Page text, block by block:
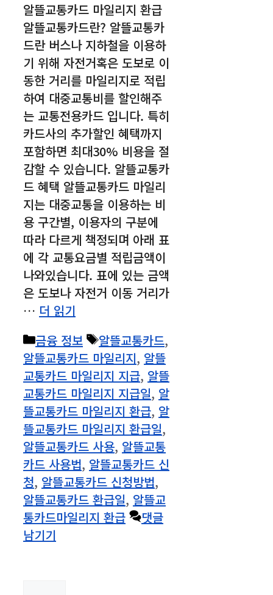
알뜰교통카드 마일리지 환급
알뜰교통카드란? 알뜰교통카
드란 버스나 지하철을 이용하
기 위해 자전거혹은 도보로 이
동한 거리를 마일리지로 적립
하여 대중교통비를 할인해주
는 교통전용카드 입니다. 특히
카드사의 추가할인 혜택까지
포함하면 최대30% 비용을 절
감할 수 있습니다. 알뜰교통카
드 혜택 알뜰교통카드 마일리
지는 대중교통을 이용하는 비
용 구간별, 이용자의 구분에
따라 다르게 책정되며 아래 표
에 각 교통요금별 적립금액이
나와있습니다. 표에 있는 금액
은 도보나 자전거 이동 거리가
… 더 읽기
카
테
고
리
금융 정보
태
그
알뜰교통카드,
알뜰교통카드 마일리지, 알뜰
교통카드 마일리지 지급, 알뜰
교통카드 마일리지 지급일, 알
뜰교통카드 마일리지 환급, 알
뜰교통카드 마일리지 환급일,
알뜰교통카드 사용, 알뜰교통
카드 사용법, 알뜰교통카드 신
청, 알뜰교통카드 신청방법,
알뜰교통카드 환급일, 알뜰교
통카드마일리지 환급
댓글
남기기